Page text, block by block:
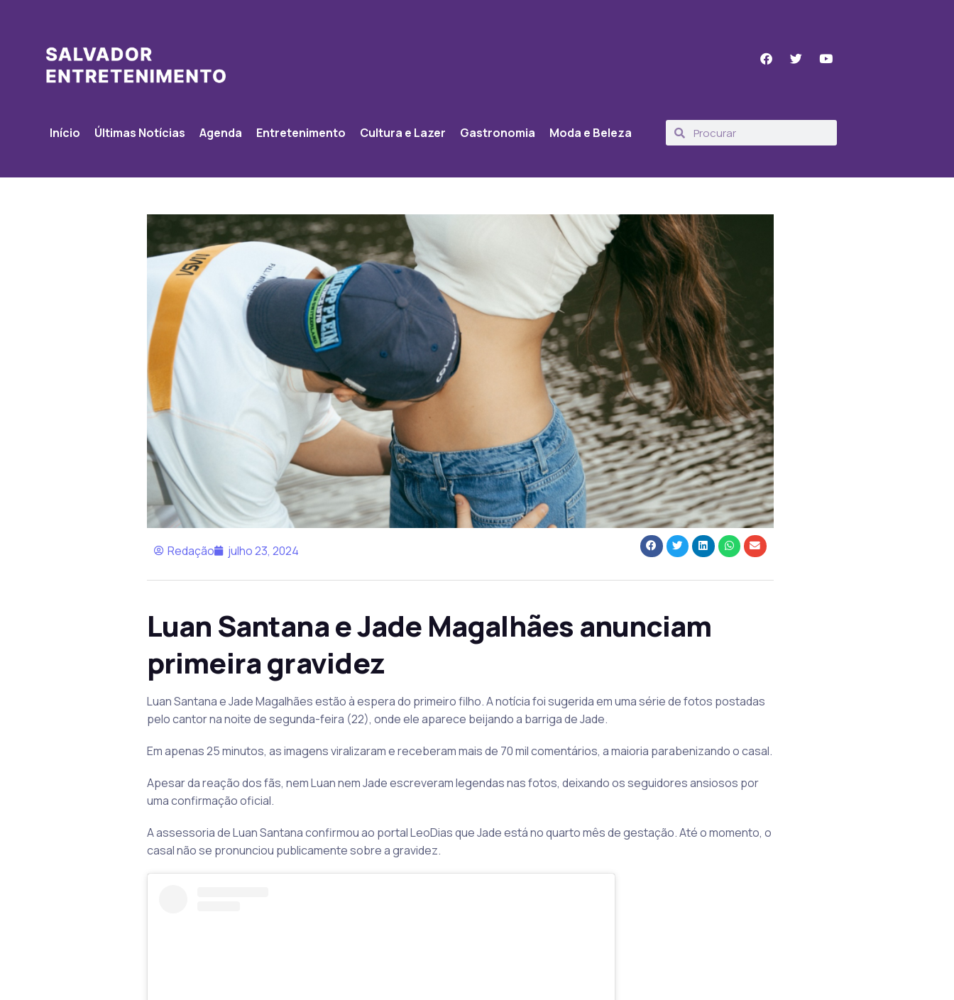
Início Últimas Notícias Agenda Entretenimento Cultura e Lazer Gastronomia Moda e Beleza
Redação julho 23, 2024
Luan Santana e Jade Magalhães anunciam
primeira gravidez
Luan Santana e Jade Magalhães estão à espera do primeiro filho. A notícia foi sugerida em uma série de fotos postadas
pelo cantor na noite de segunda-feira (22), onde ele aparece beijando a barriga de Jade.
Em apenas 25 minutos, as imagens viralizaram e receberam mais de 70 mil comentários, a maioria parabenizando o casal.
Apesar da reação dos fãs, nem Luan nem Jade escreveram legendas nas fotos, deixando os seguidores ansiosos por
uma confirmação oficial.
A assessoria de Luan Santana confirmou ao portal LeoDias que Jade está no quarto mês de gestação. Até o momento, o
casal não se pronunciou publicamente sobre a gravidez.